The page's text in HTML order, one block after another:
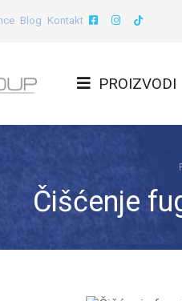
Blog Kontakt
PROIZVODI
Čišćenje